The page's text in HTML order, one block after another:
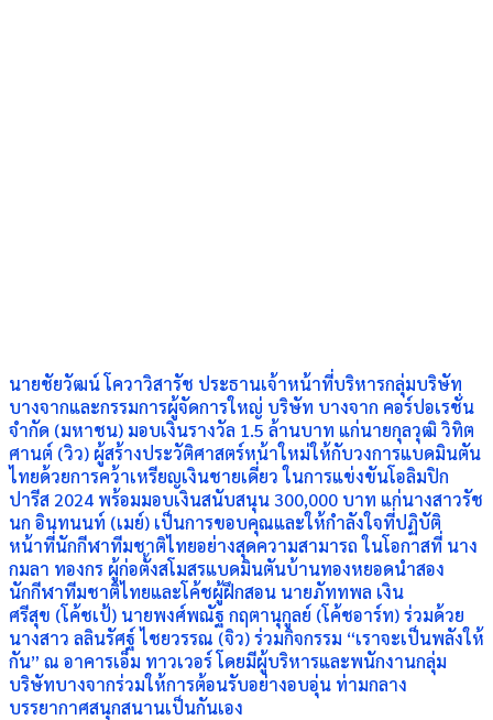
นายชัยวัฒน์ โควาวิสารัช ประธานเจ้าหน้าที่บริหารกลุ่มบริษัท
บางจากและกรรมการผู้จัดการใหญ่ บริษัท บางจาก คอร์ปอเรชั่น
จำกัด (มหาชน) มอบเงินรางวัล 1.5 ล้านบาท แก่นายกุลวุฒิ วิทิต
ศานต์ (วิว) ผู้สร้างประวัติศาสตร์หน้าใหม่ให้กับวงการแบดมินตัน
ไทยด้วยการคว้าเหรียญเงินชายเดี่ยว ในการแข่งขันโอลิมปิก
ปารีส 2024 พร้อมมอบเงินสนับสนุน 300,000 บาท แก่นางสาวรัช
นก อินทนนท์ (เมย์) เป็นการขอบคุณและให้กำลังใจที่ปฏิบัติ
หน้าที่นักกีฬาทีมชาติไทยอย่างสุดความสามารถ ในโอกาสที่ นาง
กมลา ทองกร ผู้ก่อตั้งสโมสรแบดมินตันบ้านทองหยอดนำสอง
นักกีฬาทีมชาติไทยและโค้ชผู้ฝึกสอน นายภัททพล เงิน
ศรีสุข (โค้ชเป้) นายพงศ์พณัฐ กฤตานุกูลย์ (โค้ชอาร์ท) ร่วมด้วย
นางสาว ลลินรัศฐ์ ไชยวรรณ (จิว) ร่วมกิจกรรม “เราจะเป็นพลังให้
กัน” ณ อาคารเอ็ม ทาวเวอร์ โดยมีผู้บริหารและพนักงานกลุ่ม
บริษัทบางจากร่วมให้การต้อนรับอย่างอบอุ่น ท่ามกลาง
บรรยากาศสนุกสนานเป็นกันเอง